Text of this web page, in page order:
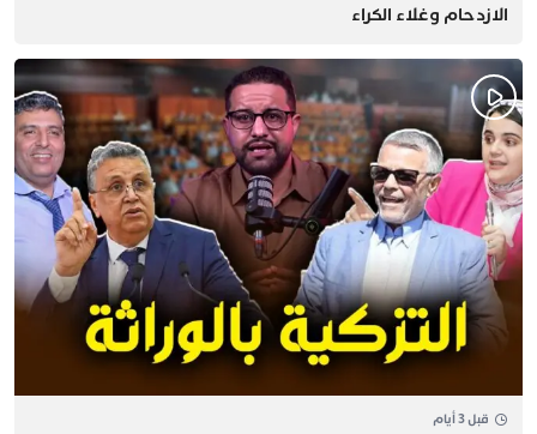
الازدحام وغلاء الكراء
قبل 3 أيام